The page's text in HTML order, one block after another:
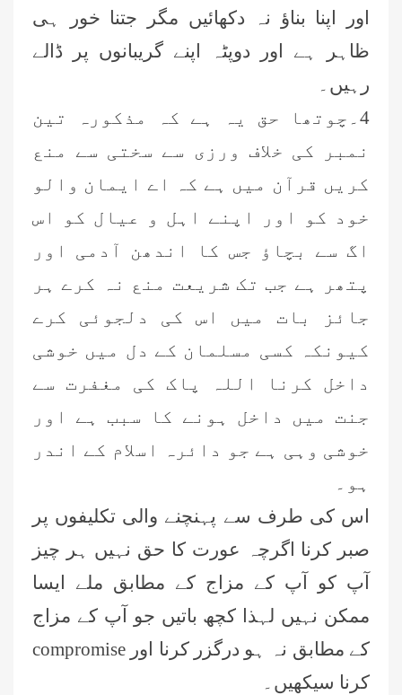
اور اپنا بناؤ نہ دکھائیں مگر جتنا خور ہی
ظاہر ہے اور دوپٹہ اپنے گریبانوں پر ڈالے
رہیں۔
4۔چوتھا حق یہ ہے کہ مذکورہ تین
نمبر کی خلاف ورزی سے سختی سے منع
کریں قرآن میں ہے کہ اے ایمان والو
خود کو اور اپنے اہل و عیال کو اس
اگ سے بچاؤ جس کا اندھن آدمی اور
پتھر ہے جب تک شریعت منع نہ کرے ہر
جائز بات میں اس کی دلجوئی کرے
کیونکہ کسی مسلمان کے دل میں خوشی
داخل کرنا اللہ پاک کی مغفرت سے
جنت میں داخل ہونے کا سبب ہے اور
خوشی وہی ہے جو دائرہ اسلام کے اندر
ہو۔
اس کی طرف سے پہنچنے والی تکلیفوں پر
صبر کرنا اگرچہ عورت کا حق نہیں ہر چیز
آپ کو آپ کے مزاج کے مطابق ملے ایسا
ممکن نہیں لہذا کچھ باتیں جو آپ کے مزاج
کے مطابق نہ ہو درگزر کرنا اورcompromise
کرنا سیکھیں۔